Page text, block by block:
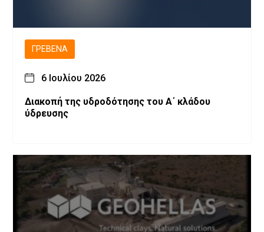
ΓΡΕΒΕΝΆ
6 Ιουλίου 2026
Διακοπή της υδροδότησης του Α΄ κλάδου
ύδρευσης